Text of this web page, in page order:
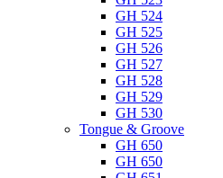
GH 524
GH 525
GH 526
GH 527
GH 528
GH 529
GH 530
Tongue & Groove
GH 650
GH 650